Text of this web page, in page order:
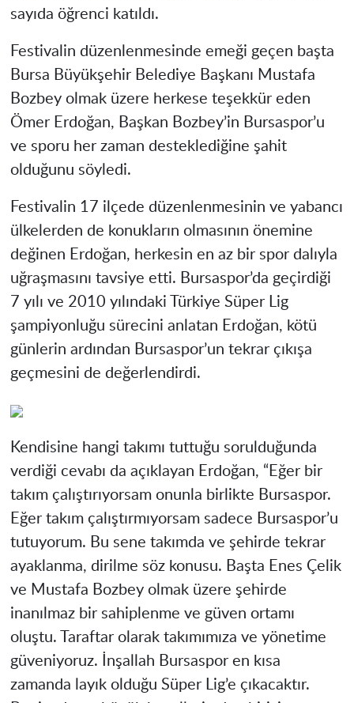
sayıda öğrenci katıldı.
Festivalin düzenlenmesinde emeği geçen başta
Bursa Büyükşehir Belediye Başkanı Mustafa
Bozbey olmak üzere herkese teşekkür eden
Ömer Erdoğan, Başkan Bozbey’in Bursaspor’u
ve sporu her zaman desteklediğine şahit
olduğunu söyledi.
Festivalin 17 ilçede düzenlenmesinin ve yabancı
ülkelerden de konukların olmasının önemine
değinen Erdoğan, herkesin en az bir spor dalıyla
uğraşmasını tavsiye etti. Bursaspor’da geçirdiği
7 yılı ve 2010 yılındaki Türkiye Süper Lig
şampiyonluğu sürecini anlatan Erdoğan, kötü
günlerin ardından Bursaspor’un tekrar çıkışa
geçmesini de değerlendirdi.
Kendisine hangi takımı tuttuğu sorulduğunda
verdiği cevabı da açıklayan Erdoğan, “Eğer bir
takım çalıştırıyorsam onunla birlikte Bursaspor.
Eğer takım çalıştırmıyorsam sadece Bursaspor’u
tutuyorum. Bu sene takımda ve şehirde tekrar
ayaklanma, dirilme söz konusu. Başta Enes Çelik
ve Mustafa Bozbey olmak üzere şehirde
inanılmaz bir sahiplenme ve güven ortamı
oluştu. Taraftar olarak takımımıza ve yönetime
güveniyoruz. İnşallah Bursaspor en kısa
zamanda layık olduğu Süper Lig’e çıkacaktır.